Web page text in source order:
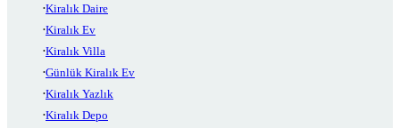
Kiralık Daire
Kiralık Ev
Kiralık Villa
Günlük Kiralık Ev
Kiralık Yazlık
Kiralık Depo